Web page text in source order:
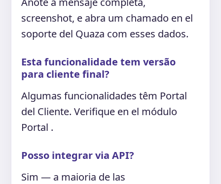
screenshot, e abra um chamado en el
soporte del Quaza com esses dados.
Esta funcionalidade tem versão
para cliente final?
Algumas funcionalidades têm Portal
del Cliente. Verifique en el módulo
Portal .
Posso integrar via API?
Sim — a maioria de las